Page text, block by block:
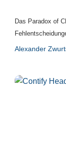
Das Paradox of
Alexander